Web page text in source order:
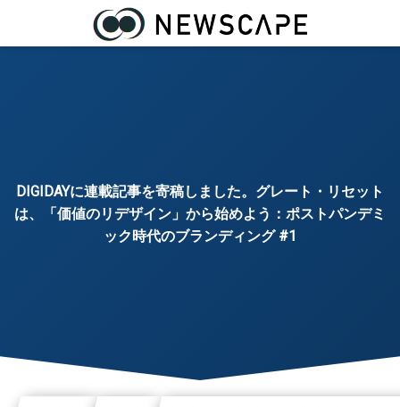
DIGIDAYに連載記事を寄稿しました。グレート・リセット
は、「価値のリデザイン」から始めよう：ポストパンデミ
ック時代のブランディング #1